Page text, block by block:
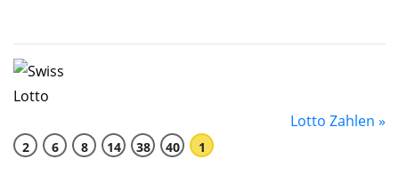
Lotto Zahlen »
2 6 8 14 38 40 1